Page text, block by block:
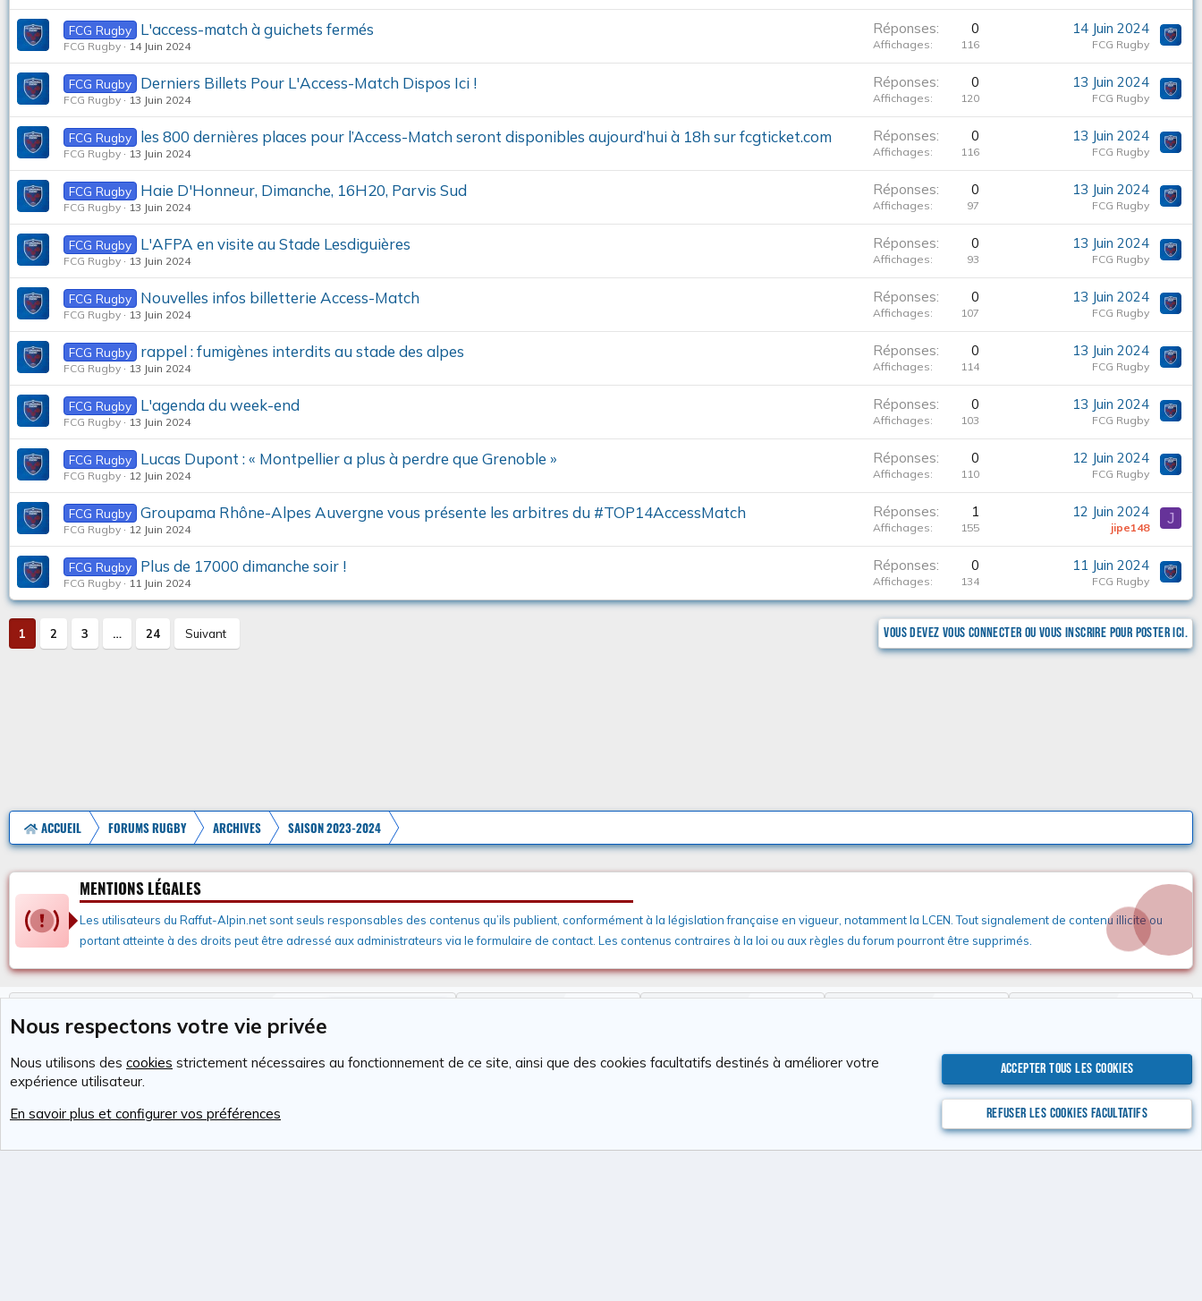
FCG Rugby L'access-match à guichets fermés
FCG Rugby 14 Juin 2024
Réponses 0
Affichages 116
14 Juin 2024
FCG Rugby
FCG Rugby Derniers Billets Pour L'Access-Match Dispos Ici !
FCG Rugby 13 Juin 2024
Réponses 0
Affichages 120
13 Juin 2024
FCG Rugby
FCG Rugby les 800 dernières places pour l’Access-Match seront disponibles aujourd’hui à 18h sur fcgticket.com
FCG Rugby 13 Juin 2024
Réponses 0
Affichages 116
13 Juin 2024
FCG Rugby
FCG Rugby Haie D'Honneur, Dimanche, 16H20, Parvis Sud
FCG Rugby 13 Juin 2024
Réponses 0
Affichages 97
13 Juin 2024
FCG Rugby
FCG Rugby L'AFPA en visite au Stade Lesdiguières
FCG Rugby 13 Juin 2024
Réponses 0
Affichages 93
13 Juin 2024
FCG Rugby
FCG Rugby Nouvelles infos billetterie Access-Match
FCG Rugby 13 Juin 2024
Réponses 0
Affichages 107
13 Juin 2024
FCG Rugby
FCG Rugby rappel : fumigènes interdits au stade des alpes
FCG Rugby 13 Juin 2024
Réponses 0
Affichages 114
13 Juin 2024
FCG Rugby
FCG Rugby L'agenda du week-end
FCG Rugby 13 Juin 2024
Réponses 0
Affichages 103
13 Juin 2024
FCG Rugby
FCG Rugby Lucas Dupont : « Montpellier a plus à perdre que Grenoble »
FCG Rugby 12 Juin 2024
Réponses 0
Affichages 110
12 Juin 2024
FCG Rugby
FCG Rugby Groupama Rhône-Alpes Auvergne vous présente les arbitres du #TOP14AccessMatch
FCG Rugby 12 Juin 2024
Réponses 1
Affichages 155
12 Juin 2024
jipe148
J
FCG Rugby Plus de 17000 dimanche soir !
FCG Rugby 11 Juin 2024
Réponses 0
Affichages 134
11 Juin 2024
FCG Rugby
1 2 3 … 24 Suivant Vous devez vous connecter ou vous inscrire pour poster ici.
ACCUEIL FORUMS RUGBY ARCHIVES SAISON 2023-2024
MENTIONS LÉGALES
Les utilisateurs du Raffut-Alpin.net sont seuls responsables des contenus qu’ils publient, conformément à la législation française en vigueur, notamment la LCEN. Tout signalement de contenu illicite ou
portant atteinte à des droits peut être adressé aux administrateurs via le formulaire de contact. Les contenus contraires à la loi ou aux règles du forum pourront être supprimés.
139 utilisateurs actifs
Cookies RAvolution Français (FR) Nous contacter Conditions générales d'utilisation Politique de confidentialité Aide Accueil
R
S
Nous respectons votre vie privée
Nous utilisons des cookies strictement nécessaires au fonctionnement de ce site, ainsi que des cookies facultatifs destinés à améliorer votre
expérience utilisateur.
En savoir plus et configurer vos préférences
Accepter tous les cookies
Refuser les cookies facultatifs